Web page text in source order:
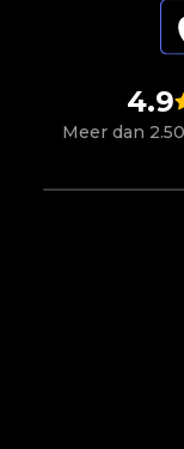
4.9
Meer dan